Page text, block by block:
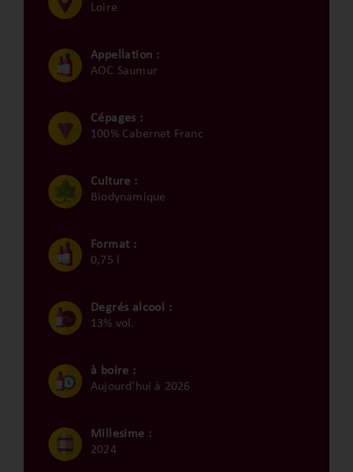
Loire
Appellation :
AOC Saumur
Cépages :
100% Cabernet Franc
Culture :
Biodynamique
Format :
0,75 l
Degrés alcool :
13% vol.
à boire :
Aujourd'hui à 2026
Millesime :
2024